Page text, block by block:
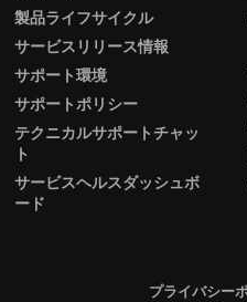
製品ライフサイクル
サービスリリース情報
サポート環境
サポートポリシー
テクニカルサポートチャッ
ト
サービスヘルスダッシュボ
ード
プライバシー